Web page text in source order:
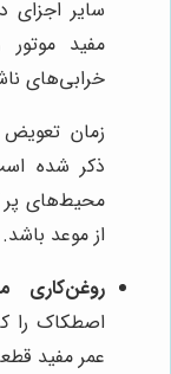
سایر اجزای
مفید
خرابی‌های
زمان تعویض
ذکر شده
محیط‌های پر
از موعد باشد.
روغن‌کاری
اصطکاک را
عمر مفید